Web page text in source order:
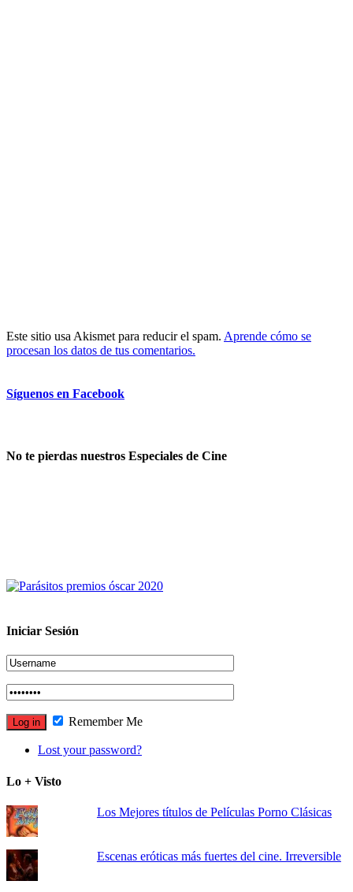
Este sitio usa Akismet para reducir el spam. Aprende cómo se
procesan los datos de tus comentarios.
Síguenos en Facebook
No te pierdas nuestros Especiales de Cine
Iniciar Sesión
Remember Me
Lost your password?
Lo + Visto
Los Mejores títulos de Películas Porno Clásicas
Escenas eróticas más fuertes del cine. Irreversible